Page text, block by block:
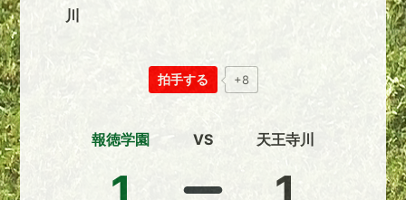
川
拍手する +8
報徳学園 VS 天王寺川